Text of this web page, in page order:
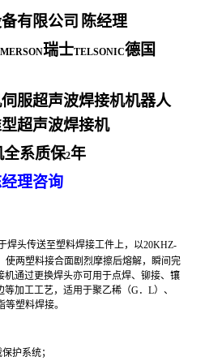
有限公司 陈经理
瑞士TELSONIC德国
服超声波焊接机机器人
超声波焊接机
全系质保2年
理咨询
焊头传送至塑料焊接工件上，以20KHZ-
使两塑料接合面剧烈摩擦后熔解，瞬间完
机通过更换焊头亦可用于点焊、铆接、镶
加工工艺，适用于聚乙稀（G．L）、
塑料焊接。
护系统；